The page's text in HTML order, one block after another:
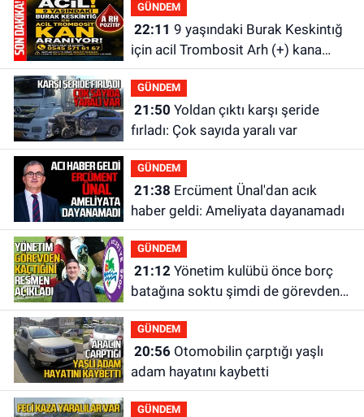
GÜNDEM
22:11
için acil Trombosit Arh (+) kana
ihtiyaç var
GÜNDEM
21:50
fırladı: Çok sayıda yaralı var
GÜNDEM
21:38
haber geldi: Ameliyata dayanamadı
GÜNDEM
21:12Yönetim kulübü önce borç
batağına soktu şimdi de görevden
kaçtığını resmen açıkladı
GÜNDEM
20:56Otomobilin çarptığı yaşlı
adam hayatını kaybetti
GÜNDEM